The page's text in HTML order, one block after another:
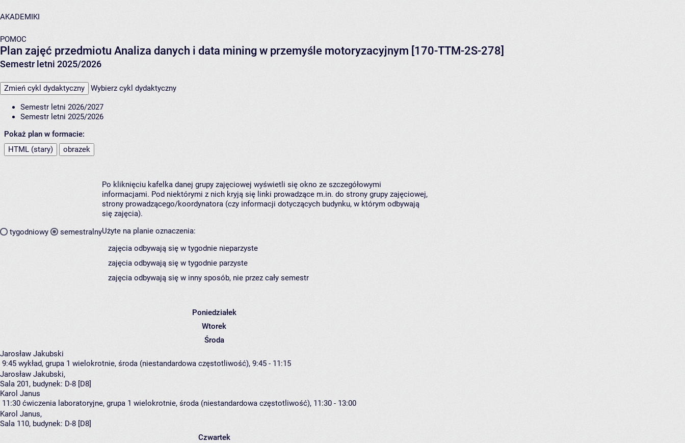
AKADEMIKI
POMOC
Plan zajęć przedmiotu Analiza danych i data mining w przemyśle motoryzacyjnym [170-TTM-2S-278]
Semestr letni 2025/2026
Zmień cykl dydaktyczny Wybierz cykl dydaktyczny
Semestr letni 2026/2027
Semestr letni 2025/2026
Pokaż plan w formacie:
HTML (stary)
obrazek
tygodniowy semestralny
Po kliknięciu kafelka danej grupy zajęciowej wyświetli się okno ze szczegółowymi
informacjami. Pod niektórymi z nich kryją się linki prowadzące m.in. do strony grupy zajęciowej,
strony prowadzącego/koordynatora (czy informacji dotyczących budynku, w którym odbywają
się zajęcia).
Użyte na planie oznaczenia:
zajęcia odbywają się w tygodnie nieparzyste
zajęcia odbywają się w tygodnie parzyste
zajęcia odbywają się w inny sposób, nie przez cały semestr
Poniedziałek
Wtorek
Środa
Jarosław Jakubski
9:45 wykład, grupa 1 wielokrotnie, środa (niestandardowa częstotliwość), 9:45 - 11:15
Jarosław Jakubski,
Sala 201, budynek: D-8 [D8]
Karol Janus
11:30 ćwiczenia laboratoryjne, grupa 1 wielokrotnie, środa (niestandardowa częstotliwość), 11:30 - 13:00
Karol Janus,
Sala 110, budynek: D-8 [D8]
Czwartek